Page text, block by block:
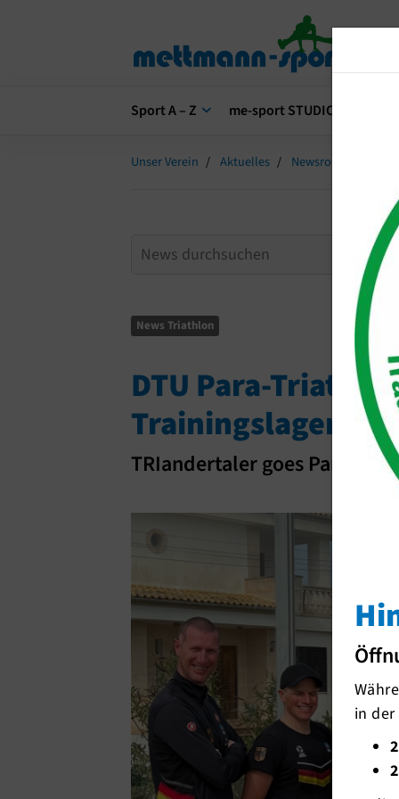
Sport A – Z me-sport STUDIO
Unser Verein Aktuelles Newsroom
News Triathlon
DTU Para-
Trainingslager
TRIandertaler goes
in der